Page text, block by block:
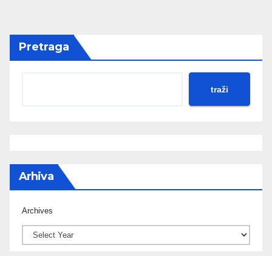
Pretraga
traži
Arhiva
Archives